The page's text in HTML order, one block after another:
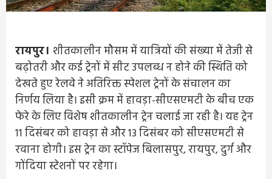
रायपुर। शीतकालीन मौसम में यात्रियों की संख्या में तेजी से
बढ़ोतरी और कई ट्रेनों में सीट उपलब्ध न होने की स्थिति को
देखते हुए रेलवे ने अतिरिक्त स्पेशल ट्रेनों के संचालन का
निर्णय लिया है। इसी क्रम में हावड़ा-सीएसएमटी के बीच एक
फेरे के लिए विशेष शीतकालीन ट्रेन चलाई जा रही है। यह ट्रेन
11 दिसंबर को हावड़ा से और 13 दिसंबर को सीएसएमटी से
रवाना होगी। इस ट्रेन का स्टॉपेज बिलासपुर, रायपुर, दुर्ग और
गोंदिया स्टेशनों पर रहेगा।